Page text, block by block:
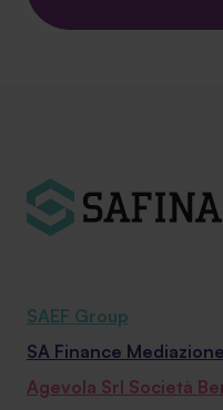
SAEF Group
SA Finance
Agevola Srl Società